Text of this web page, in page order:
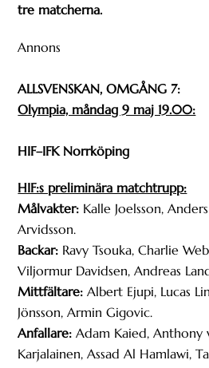
tre matcherna.
Annons
ALLSVENSKAN, OMGÅNG 7:
Olympia, måndag 9 maj 19.00:
HIF–IFK Norrköping
HIF:s preliminära matchtrupp:
Målvakter: Kalle Joelsson,
Arvidsson.
Backar: Ravy Tsouka, Charlie
Viljormur Davidsen, Andreas
Mittfältare: Albert Ejupi, Lucas
Jönsson, Armin Gigovic.
Anfallare: Adam Kaied, Anthony
Karjalainen, Assad Al Hamlawi,